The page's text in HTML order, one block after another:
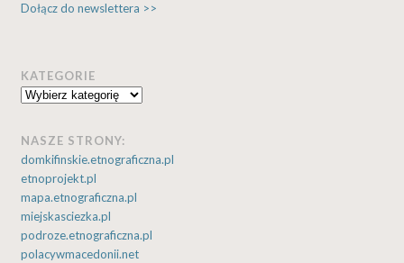
Dołącz do newslettera >>
KATEGORIE
Kategorie
NASZE STRONY:
domkifinskie.etnograficzna.pl
etnoprojekt.pl
mapa.etnograficzna.pl
miejskasciezka.pl
podroze.etnograficzna.pl
polacywmacedonii.net